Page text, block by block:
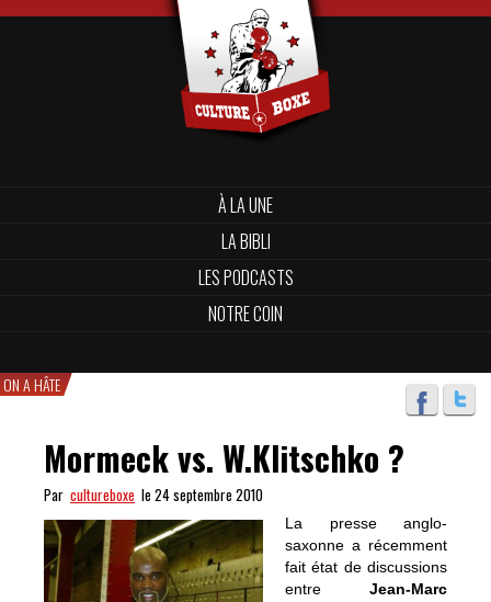
À LA UNE
LA BIBLI
LES PODCASTS
NOTRE COIN
ON A HÂTE
Mormeck vs. W.Klitschko ?
Par cultureboxe le 24 septembre 2010
La presse anglo-
saxonne a récemment
fait état de discussions
entre Jean-Marc